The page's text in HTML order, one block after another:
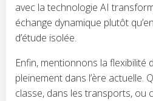
avec la technologie AI
échange dynamique plutôt
d’étude isolée.
Enfin, mentionnons la flexibilité
pleinement dans l’ère actuelle.
classe, dans les transports, ou